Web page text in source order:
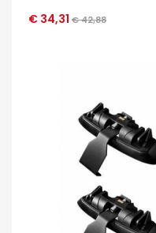
€ 34,31 € 42,88
OCCHIATA VELOCE